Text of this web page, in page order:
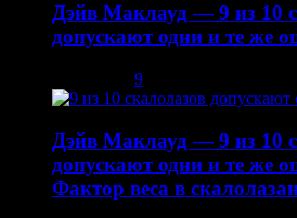
Дэйв Маклауд — 9 из 10
допускают одни и те же
9
Дэйв Маклауд — 9 из 10
допускают одни и те же
Фактор веса в